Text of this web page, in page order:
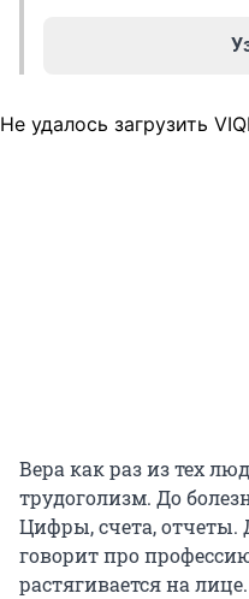
неврологическое
Не удалось загрузить
Вера как раз из тех
трудоголизм. До
Цифры, счета, отчеты.
говорит про
растягивается на